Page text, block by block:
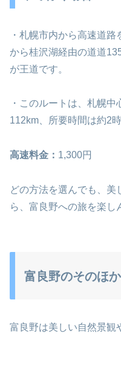
・札幌市内から高速道
から桂沢湖経由の道道
が王道です。
・このルートは、札幌
112km、所要時間は約2時
高速料金： 1,300円
どの方法を選んでも、美
ら、富良野への旅を楽し
富良野のそのほ
富良野は美しい自然景観